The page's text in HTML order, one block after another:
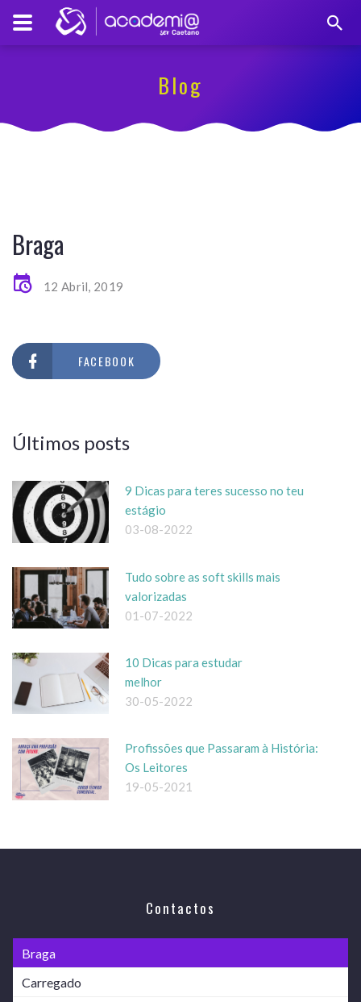
Blog
Braga
12 Abril, 2019
FACEBOOK
Últimos posts
9 Dicas para teres sucesso no teu
estágio
03-08-2022
Tudo sobre as soft skills mais
valorizadas
01-07-2022
10 Dicas para estudar
melhor
30-05-2022
Profissões que Passaram à História:
Os Leitores
19-05-2021
Contactos
Braga
Carregado